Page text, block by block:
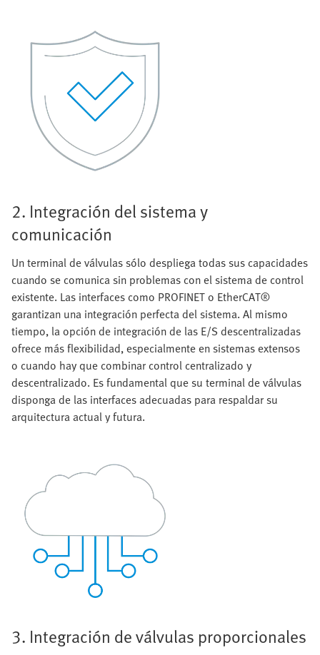
2. Integración del sistema y
comunicación
Un terminal de válvulas sólo despliega todas sus capacidades
cuando se comunica sin problemas con el sistema de control
existente. Las interfaces como PROFINET o EtherCAT®
garantizan una integración perfecta del sistema. Al mismo
tiempo, la opción de integración de las E/S descentralizadas
ofrece más flexibilidad, especialmente en sistemas extensos
o cuando hay que combinar control centralizado y
descentralizado. Es fundamental que su terminal de válvulas
disponga de las interfaces adecuadas para respaldar su
arquitectura actual y futura.
3. Integración de válvulas proporcionales